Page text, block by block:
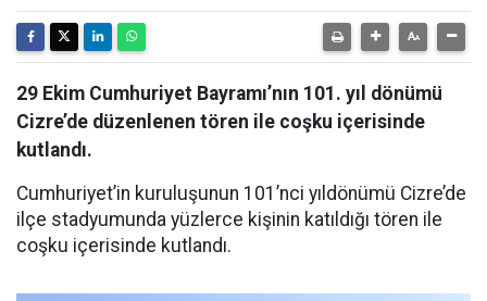
29 Ekim Cumhuriyet Bayramı’nın 101. yıl dönümü
Cizre’de düzenlenen tören ile coşku içerisinde
kutlandı.
Cumhuriyet’in kuruluşunun 101’nci yıldönümü Cizre’de
ilçe stadyumunda yüzlerce kişinin katıldığı tören ile
coşku içerisinde kutlandı.